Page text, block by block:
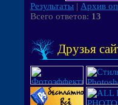
Результаты | Архив
Всего ответов: 13
Друзья